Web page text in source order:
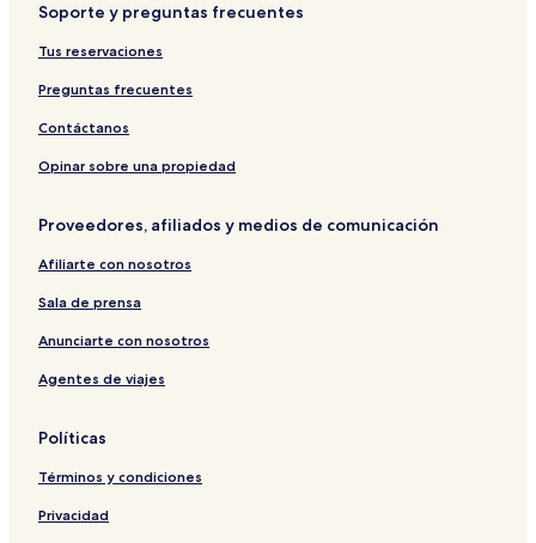
Soporte y preguntas frecuentes
Tus reservaciones
Preguntas frecuentes
Contáctanos
Opinar sobre una propiedad
Proveedores, afiliados y medios de comunicación
Afiliarte con nosotros
Sala de prensa
Anunciarte con nosotros
Agentes de viajes
Políticas
Términos y condiciones
Privacidad